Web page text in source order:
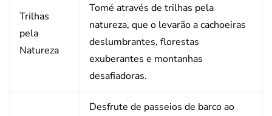
Trilhas
pela
Natureza
Tomé através de trilhas pela
natureza, que o levarão a cachoeiras
deslumbrantes, florestas
exuberantes e montanhas
desafiadoras.
Desfrute de passeios de barco ao